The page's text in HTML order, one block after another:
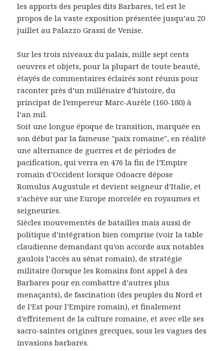
les apports des peuples dits Barbares, tel est le
propos de la vaste exposition présentée jusqu’au 20
juillet au Palazzo Grassi de Venise.
Sur les trois niveaux du palais, mille sept cents
oeuvres et objets, pour la plupart de toute beauté,
étayés de commentaires éclairés sont réunis pour
raconter près d’un millénaire d’histoire, du
principat de l’empereur Marc-Aurèle (160-180) à
l’an mil.
Soit une longue époque de transition, marquée en
son début par la fameuse "paix romaine", en réalité
une alternance de guerres et de périodes de
pacification, qui verra en 476 la fin de l’Empire
romain d’Occident lorsque Odoacre dépose
Romulus Augustule et devient seigneur d’Italie, et
s’achève sur une Europe morcelée en royaumes et
seigneuries.
Siècles mouvementés de batailles mais aussi de
politique d’intégration bien comprise (voir la table
claudienne demandant qu’on accorde aux notables
gaulois l’accès au sénat romain), de stratégie
militaire (lorsque les Romains font appel à des
Barbares pour en combattre d’autres plus
menaçants), de fascination (des peuples du Nord et
de l’Est pour l’Empire romain), et finalement
d’effritement de la culture romaine, et avec elle ses
sacro-saintes origines grecques, sous les vagues des
invasions barbares.